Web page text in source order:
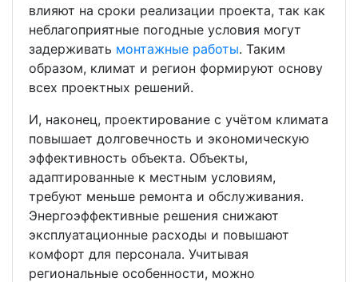
влияют на сроки реализации проекта, так как
неблагоприятные погодные условия могут
задерживать монтажные работы. Таким
образом, климат и регион формируют основу
всех проектных решений.
И, наконец, проектирование с учётом климата
повышает долговечность и экономическую
эффективность объекта. Объекты,
адаптированные к местным условиям,
требуют меньше ремонта и обслуживания.
Энергоэффективные решения снижают
эксплуатационные расходы и повышают
комфорт для персонала. Учитывая
региональные особенности, можно